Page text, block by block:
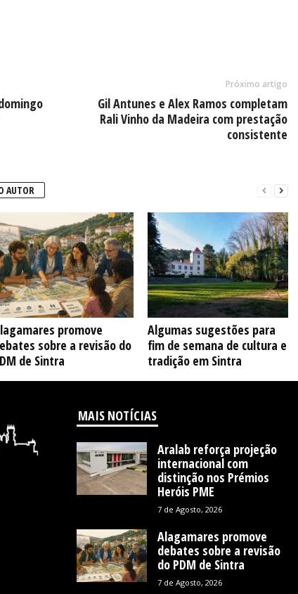
Próximo artigo
Gil Antunes e Alex Ramos completam
Rali Vinho da Madeira com prestação
consistente
AUTOR
promove
sobre a revisão do
de Sintra
Algumas sugestões para
fim de semana de cultura e
tradição em Sintra
MAIS NOTÍCIAS
Aralab reforça projeção
internacional com
distinção nos Prémios
Heróis PME
7 de Agosto, 2026
Alagamares promove
debates sobre a revisão
do PDM de Sintra
7 de Agosto, 2026